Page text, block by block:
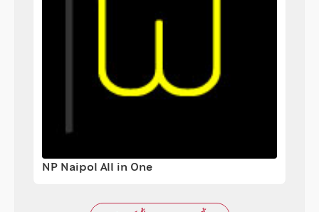
NP Naipol All in One